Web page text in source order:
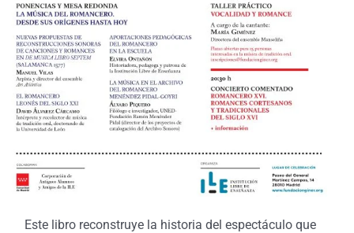
Este libro reconstruye la historia del espectáculo que